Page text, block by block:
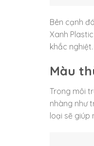
Bên cạnh
Xanh
khắc
Màu
Trong môi
nhàng như
loại sẽ